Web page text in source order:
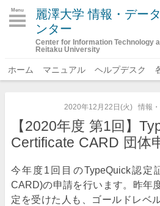
Menu
麗澤大学 情報・デー
ンター
Center for Information Technology
Reitaku University
ホーム マニュアル ヘルプデスク
2020年12月22日(火) 情報
【2020年度 第1回】
Certificate CARD 団体
今年度1回目のTypeQuick認定
CARD)の申請を行います。昨年
定を受けた人も、ゴールドレベ